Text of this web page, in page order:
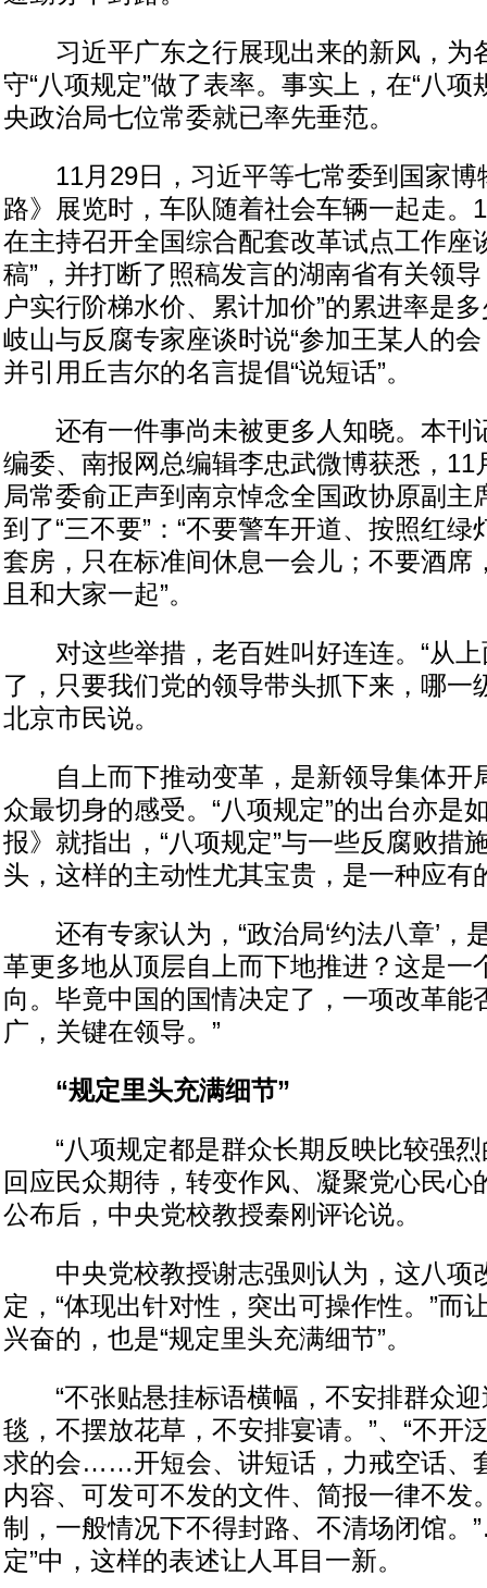
习近平广东之行展现出来的新风，为
守“八项规定”做了表率。事实上，在“八项
央政治局七位常委就已率先垂范。
11月29日，习近平等七常委到国家博
路》展览时，车队随着社会车辆一起走。
在主持召开全国综合配套改革试点工作座
稿”，并打断了照稿发言的湖南省有关领
户实行阶梯水价、累计加价”的累进率是
岐山与反腐专家座谈时说“参加王某人的
并引用丘吉尔的名言提倡“说短话”。
还有一件事尚未被更多人知晓。本刊
编委、南报网总编辑李忠武微博获悉，11
局常委俞正声到南京悼念全国政协原副主
到了“三不要”：“不要警车开道、按照红
套房，只在标准间休息一会儿；不要酒席
且和大家一起”。
对这些举措，老百姓叫好连连。“从上
了，只要我们党的领导带头抓下来，哪一
北京市民说。
自上而下推动变革，是新领导集体开
众最切身的感受。“八项规定”的出台亦是
报》就指出，“八项规定”与一些反腐败措
头，这样的主动性尤其宝贵，是一种应有
还有专家认为，“政治局‘约法八章’，
革更多地从顶层自上而下地推进？这是一
向。毕竟中国的国情决定了，一项改革能
广，关键在领导。”
“规定里头充满细节”
“八项规定都是群众长期反映比较强烈
回应民众期待，转变作风、凝聚党心民心
公布后，中央党校教授秦刚评论说。
中央党校教授谢志强则认为，这八项
定，“体现出针对性，突出可操作性。”而
兴奋的，也是“规定里头充满细节”。
“不张贴悬挂标语横幅，不安排群众迎
毯，不摆放花草，不安排宴请。”、“不开
求的会……开短会、讲短话，力戒空话、
内容、可发可不发的文件、简报一律不发
制，一般情况下不得封路、不清场闭馆
定”中，这样的表述让人耳目一新。